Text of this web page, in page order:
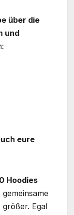
über die
und
eure
Hoodies
größer. Egal